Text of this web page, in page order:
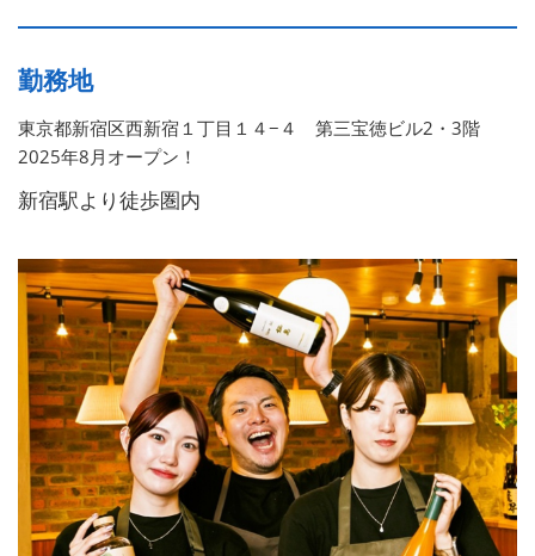
勤務地
東京都新宿区西新宿１丁目１４−４ 第三宝徳ビル2・3階
2025年8月オープン！
新宿駅より徒歩圏内